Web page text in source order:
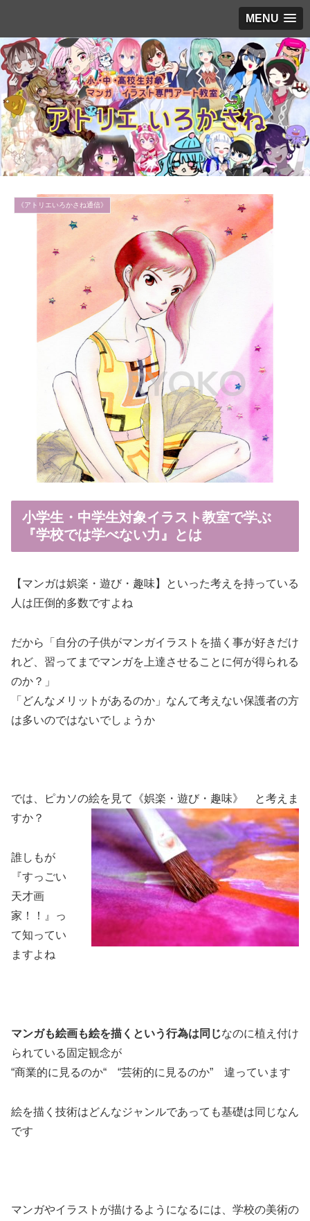
MENU
《アトリエいろかさね通信》
小学生・中学生対象イラスト教室で学ぶ
『学校では学べない力』とは
【マンガは娯楽・遊び・趣味】といった考えを持っている
人は圧倒的多数ですよね
だから「自分の子供がマンガイラストを描く事が好きだけ
れど、習ってまでマンガを上達させることに何が得られる
のか？」
「どんなメリットがあるのか」なんて考えない保護者の方
は多いのではないでしょうか
では、ピカソの絵を見て《娯楽・遊び・趣味》 と考えま
すか？
誰しもが
『すっごい
天才画
家！！』っ
て知ってい
ますよね
マンガも絵画も絵を描くという行為は同じなのに植え付け
られている固定観念が
“商業的に見るのか“ “芸術的に見るのか” 違っています
絵を描く技術はどんなジャンルであっても基礎は同じなん
です
マンガやイラストが描けるようになるには、学校の美術の